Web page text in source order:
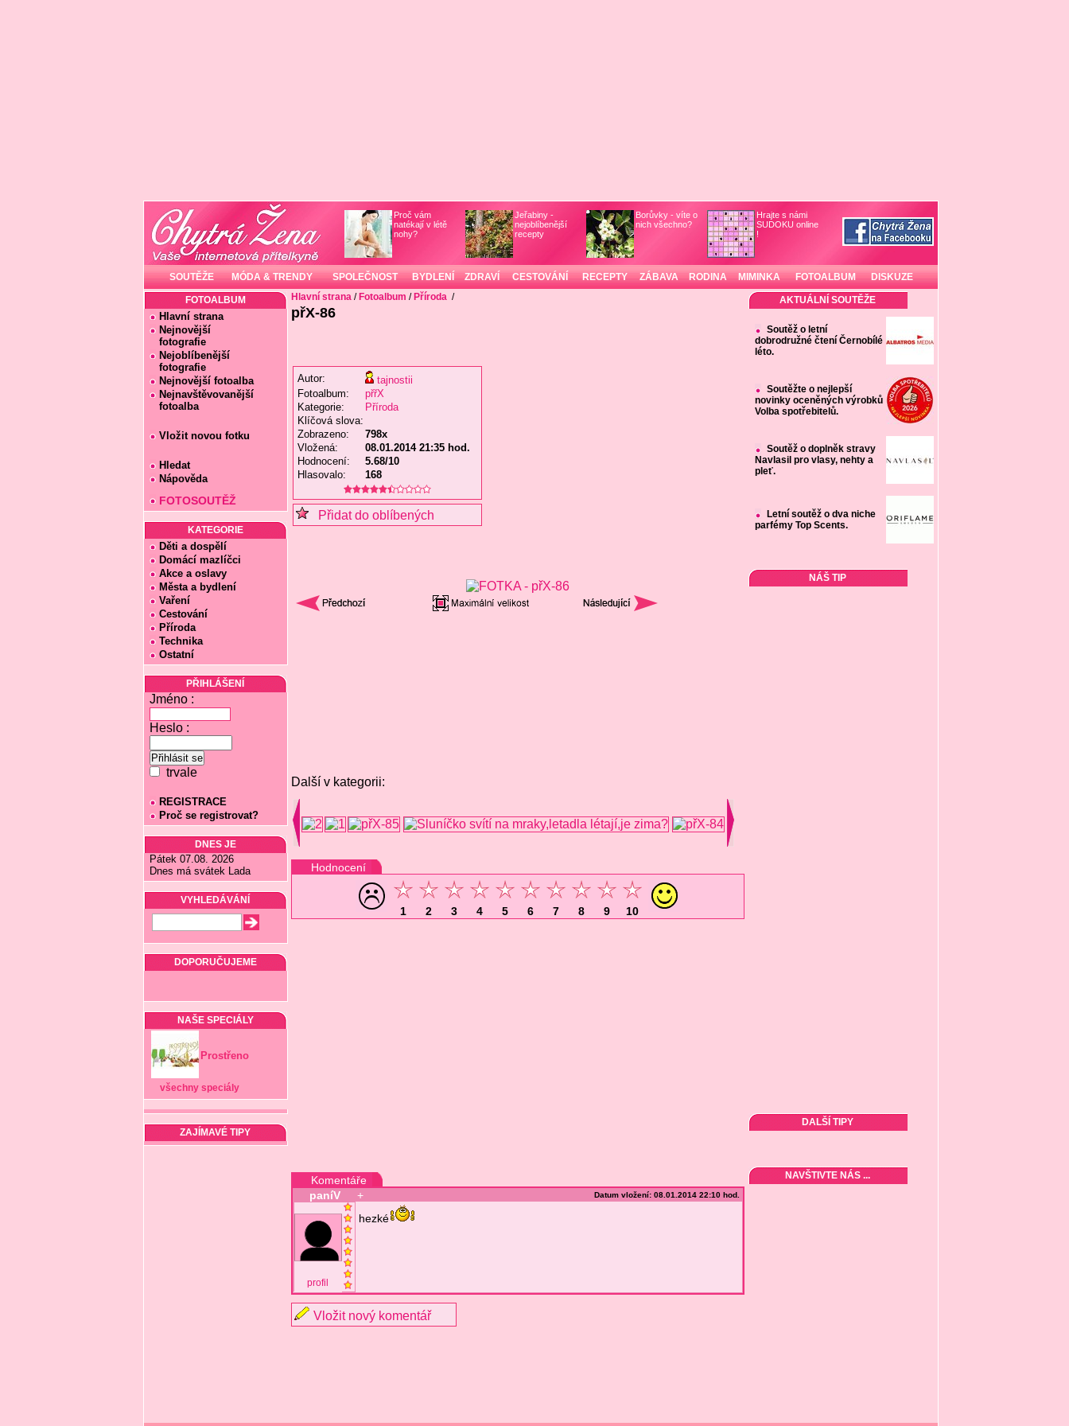
Proč vám
natékají v létě
nohy?
Jeřabiny -
nejoblíbenější
recepty
Borůvky - víte o
nich všechno?
Hrajte s námi
SUDOKU online
!
SOUTĚŽE MÓDA & TRENDY SPOLEČNOST BYDLENÍ ZDRAVÍ CESTOVÁNÍ RECEPTY ZÁBAVA RODINA MIMINKA FOTOALBUM DISKUZE
FOTOALBUM
Hlavní strana
Nejnovější
fotografie
Nejoblíbenější
fotografie
Nejnovější fotoalba
Nejnavštěvovanější
fotoalba
Vložit novou fotku
Hledat
Nápověda
FOTOSOUTĚŽ
KATEGORIE
Děti a dospělí
Domácí mazlíčci
Akce a oslavy
Města a bydlení
Vaření
Cestování
Příroda
Technika
Ostatní
PŘIHLÁŠENÍ
Jméno :
Heslo :
trvale
REGISTRACE
Proč se registrovat?
DNES JE
Pátek 07.08. 2026
Dnes má svátek Lada
VYHLEDÁVÁNÍ
DOPORUČUJEME
NAŠE SPECIÁLY
Prostřeno
všechny speciály
ZAJÍMAVÉ TIPY
Hlavní strana/ Fotoalbum / Příroda /
přX-86
Autor:
tajnostii
Fotoalbum:
přřX
Kategorie:
Příroda
Klíčová slova:
Zobrazeno:
798x
Vložená:
08.01.2014 21:35 hod.
Hodnocení:
5.68/10
Hlasovalo:
168
Přidat do oblíbených
Další v kategorii:
Hodnocení
1 2 3 4 5 6 7 8 9 10
Komentáře
paníV
+ Datum vložení: 08.01.2014 22:10 hod.
profil
hezké
Vložit nový komentář
AKTUÁLNÍ SOUTĚŽE
Soutěž o letní
dobrodružné čtení Černobílé
léto.
Soutěžte o nejlepší
novinky oceněných výrobků
Volba spotřebitelů.
Soutěž o doplněk stravy
Navlasil pro vlasy, nehty a
pleť.
Letní soutěž o dva niche
parfémy Top Scents.
NÁŠ TIP
DALŠÍ TIPY
NAVŠTIVTE NÁS ...